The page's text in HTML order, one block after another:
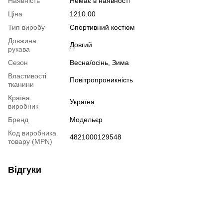
Ціна
1210.00
Тип виробу
Спортивний костюм
Довжина
рукава
Довгий
Сезон
Весна/осінь, Зима
Властивості
тканини
Повітропроникність
Країна
виробник
Україна
Бренд
Модельєр
Код виробника
товару (MPN)
4821000129548
Відгуки